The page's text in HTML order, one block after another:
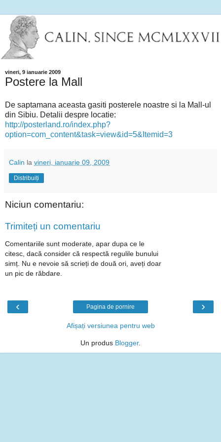
vineri, 9 ianuarie 2009
Postere la Mall
De saptamana aceasta gasiti posterele noastre si la Mall-ul
din Sibiu. Detalii despre locatie:
http://posterland.ro/index.php?
option=com_content&task=view&id=5&Itemid=3
Calin la vineri, ianuarie 09, 2009
Distribuiți
Niciun comentariu:
Trimiteți un comentariu
Comentariile sunt moderate, apar dupa ce le
citesc, dacă consider că respectă regulile bunului
simț. Nu e nevoie să scrieți de două ori, aveți doar
un pic de răbdare.
‹ ›
Pagina de pornire
Afișați versiunea pentru web
Un produs Blogger.